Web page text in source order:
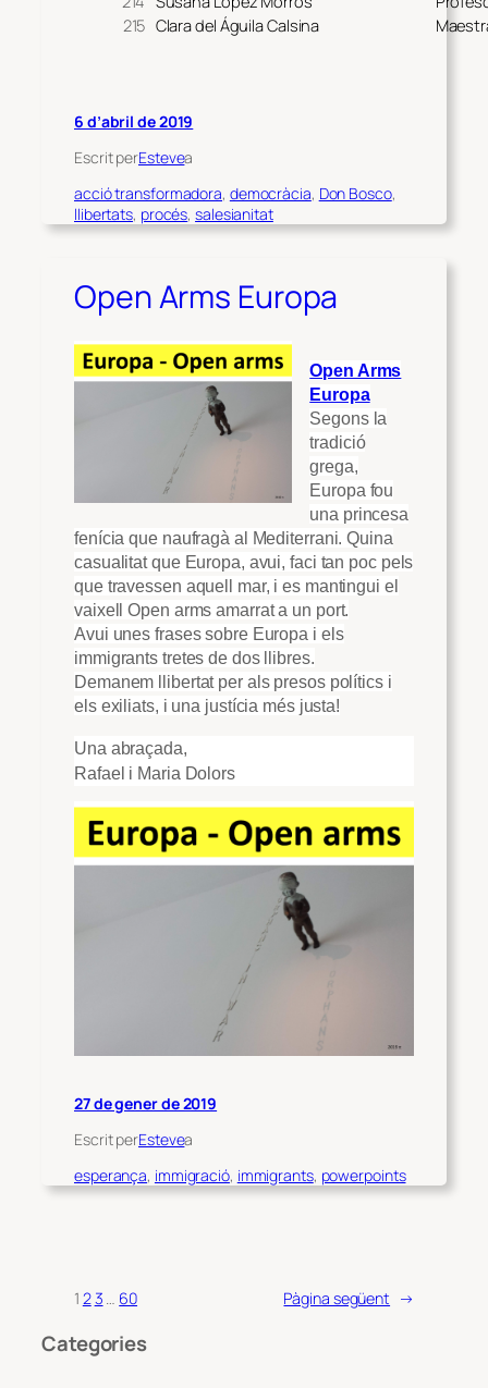
215 Clara del Águila Calsina
6 d’abril de 2019
Escrit perEstevea
acció transformadora, democràcia, Don Bosco
llibertats, procés, salesianitat
Open Arms Europa
Open Arms
Europa
Segons la
tradició
grega,
Europa fou
una princesa
fenícia que naufragà al Mediterrani. Quina
casualitat que Europa, avui, faci tan poc pels
que travessen aquell mar, i es mantingui el
vaixell Open arms amarrat a un port.
Avui unes frases sobre Europa i els
immigrants tretes de dos llibres.
Demanem llibertat per als presos polítics i
els exiliats, i una justícia més justa!
Una abraçada,
Rafael i Maria Dolors
27 de gener de 2019
Escrit perEstevea
esperança, immigració, immigrants, powerpoints
1 23 60 Pàgina següent →
Categories